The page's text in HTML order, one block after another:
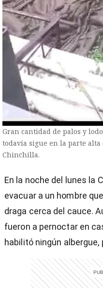
Gran cantidad de palos y
todavía sigue en la parte alta
Chinchilla.
En la noche del lunes la
evacuar a un hombre
draga cerca del cauce.
fueron a pernoctar en
habilitó ningún